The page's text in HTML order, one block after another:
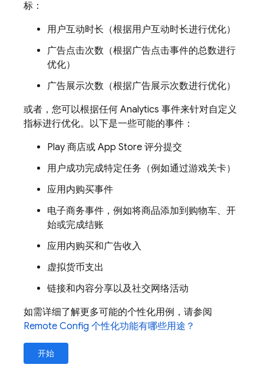
标：
用户互动时长（根据用户互动时长进行优化）
广告点击次数（根据广告点击事件的总数进行
优化）
广告展示次数（根据广告展示次数进行优化）
或者，您可以根据任何 Analytics 事件来针对自定义
指标进行优化。以下是一些可能的事件：
Play 商店或 App Store 评分提交
用户成功完成特定任务（例如通过游戏关卡）
应用内购买事件
电子商务事件，例如将商品添加到购物车、开
始或完成结账
应用内购买和广告收入
虚拟货币支出
链接和内容分享以及社交网络活动
如需详细了解更多可能的个性化用例，请参阅
Remote Config 个性化功能有哪些用途？
开始